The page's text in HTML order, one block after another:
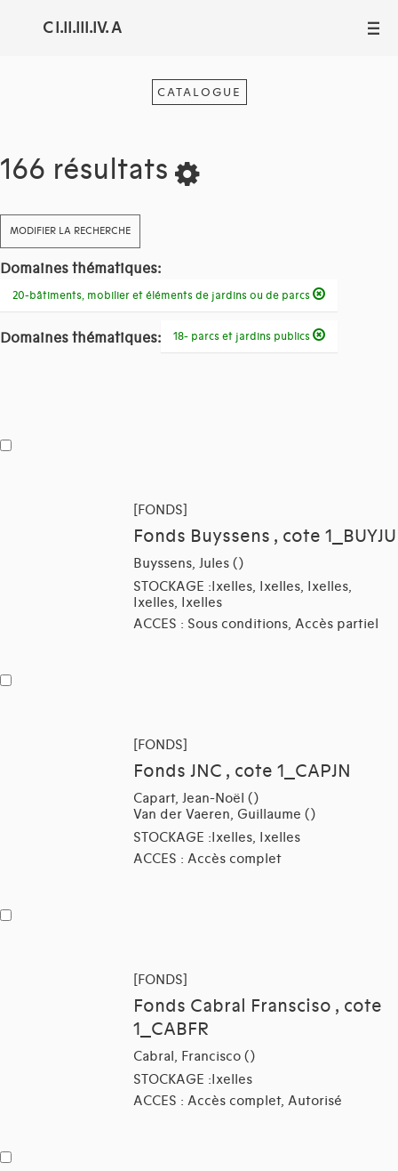
C I.II.III.IV. A III
CATALOGUE
166 résultats
MODIFIER LA RECHERCHE
Domaines thématiques:
20-bâtiments, mobilier et éléments de jardins ou de parcs
Domaines thématiques: 18- parcs et jardins publics
[FONDS]
Fonds Buyssens , cote 1_BUYJU
Buyssens, Jules ()
STOCKAGE :Ixelles, Ixelles, Ixelles,
Ixelles, Ixelles
ACCES : Sous conditions, Accès partiel
[FONDS]
Fonds JNC , cote 1_CAPJN
Capart, Jean-Noël ()
Van der Vaeren, Guillaume ()
STOCKAGE :Ixelles, Ixelles
ACCES : Accès complet
[FONDS]
Fonds Cabral Fransciso , cote
1_CABFR
Cabral, Francisco ()
STOCKAGE :Ixelles
ACCES : Accès complet, Autorisé